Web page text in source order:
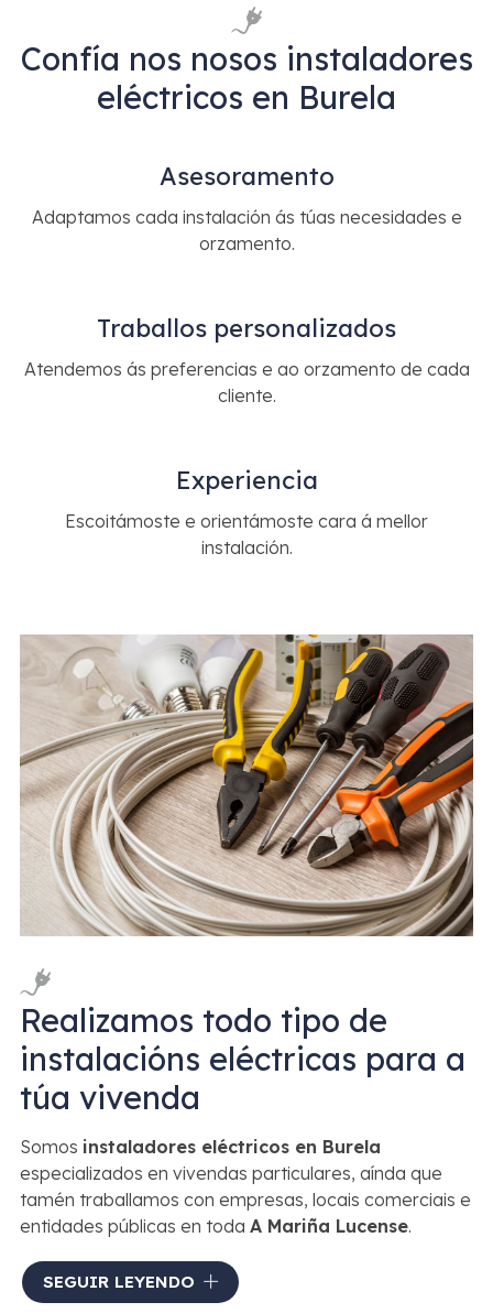
Confía nos nosos instaladores
eléctricos en Burela
Asesoramento
Adaptamos cada instalación ás túas necesidades e
orzamento.
Traballos personalizados
Atendemos ás preferencias e ao orzamento de cada
cliente.
Experiencia
Escoitámoste e orientámoste cara á mellor
instalación.
Realizamos todo tipo de
instalacións eléctricas para a
túa vivenda
Somos instaladores eléctricos en Burela
especializados en vivendas particulares, aínda que
tamén traballamos con empresas, locais comerciais e
entidades públicas en toda A Mariña Lucense.
Realizamos instalacións eléctricas completas
mantementoereparacións
SEGUIR LEYENDO